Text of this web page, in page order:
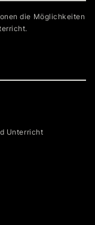
Unterricht
die Möglichkeiten